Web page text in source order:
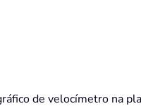
de velocímetro na